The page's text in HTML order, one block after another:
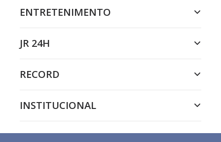
ENTRETENIMENTO
JR 24H
RECORD
INSTITUCIONAL